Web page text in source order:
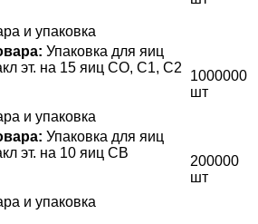
и упаковка
Упаковка для яиц
эт. на 15 яиц СО, С1, С2
и упаковка
1000000
шт
Упаковка для яиц
эт. на 10 яиц СВ
и упаковка
200000
шт